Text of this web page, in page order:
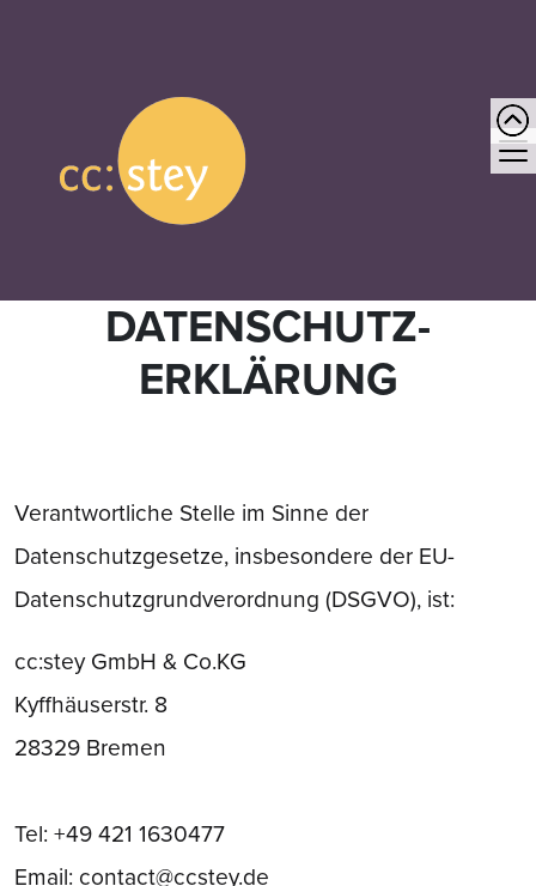
DATENSCHUTZ­
ERKLÄRUNG
Verantwortliche Stelle im Sinne der
Datenschutzgesetze, insbesondere der EU-
Datenschutzgrundverordnung (DSGVO), ist:
cc:stey GmbH & Co.KG
Kyffhäuserstr. 8
28329 Bremen
Tel: +49 421 1630477
Email: contact@ccstey.de